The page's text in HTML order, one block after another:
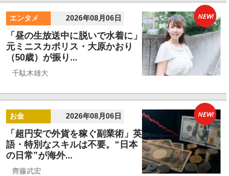
エンタメ 2026年08月06日
「昼の生放送中に脱いで水着に」
元ミニスカポリス・大原かおり
（50歳）が振り...
千駄木雄大
NEW!
お金 2026年08月06日
「超円安で外貨を稼ぐ副業術」英
語・特別なスキルは不要。“日本
の日常”が海外...
齊藤武宏
NEW!